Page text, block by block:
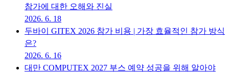
참가에 대한 오해와 진실
2026. 6. 18
두바이 GITEX 2026 참가 비용 | 가장 효율적인 참가 방식
은?
2026. 6. 16
대만 COMPUTEX 2027 부스 예약 성공을 위해 알아야